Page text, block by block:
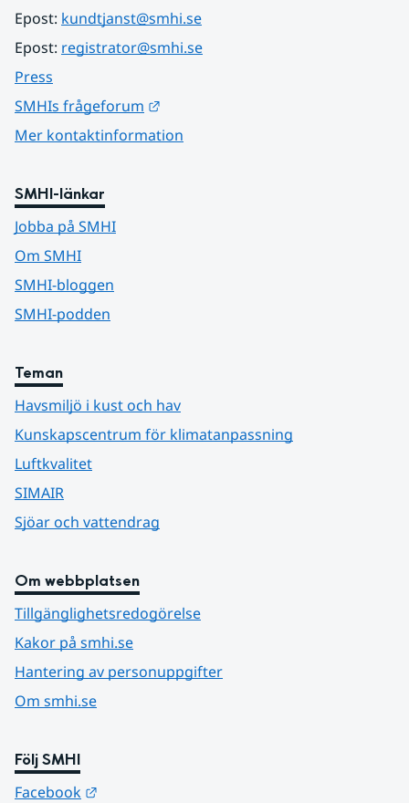
Epost: kundtjanst@smhi.se
Epost: registrator@smhi.se
Press
SMHIs frågeforum
Mer kontaktinformation
SMHI-länkar
Jobba på SMHI
Om SMHI
SMHI-bloggen
SMHI-podden
Teman
Havsmiljö i kust och hav
Kunskapscentrum för klimatanpassning
Luftkvalitet
SIMAIR
Sjöar och vattendrag
Om webbplatsen
Tillgänglighetsredogörelse
Kakor på smhi.se
Hantering av personuppgifter
Om smhi.se
Följ SMHI
Facebook